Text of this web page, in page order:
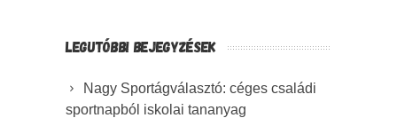
LEGUTÓBBI BEJEGYZÉSEK
Nagy Sportágválasztó: céges családi
sportnapból iskolai tananyag